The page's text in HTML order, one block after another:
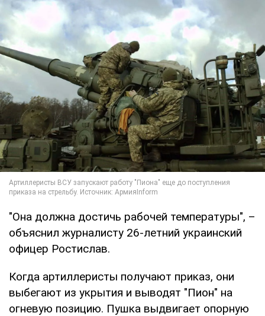
"Она должна достичь рабочей температуры", –
объяснил журналисту 26-летний украинский
офицер Ростислав.
Когда артиллеристы получают приказ, они
выбегают из укрытия и выводят "Пион" на
огневую позицию. Пушка выдвигает опорную